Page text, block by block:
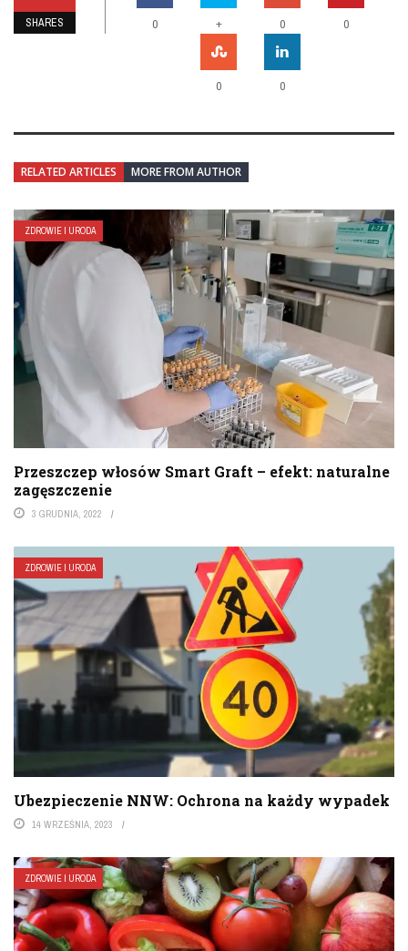
SHARES 0 + 0 0
0 0
RELATED ARTICLES MORE FROM AUTHOR
ZDROWIE I URODA
Przeszczep włosów Smart Graft – efekt: naturalne
zagęszczenie
3 GRUDNIA, 2022
ZDROWIE I URODA
Ubezpieczenie NNW: Ochrona na każdy wypadek
14 WRZEŚNIA, 2023
ZDROWIE I URODA